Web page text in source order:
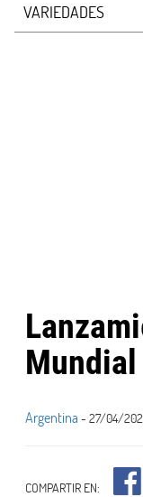
VARIEDADES
Argentina - 27/04/
COMPARTIR EN: